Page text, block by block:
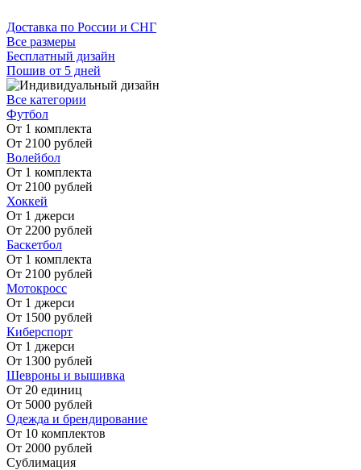
Доставка по России и СНГ
Все размеры
Бесплатный дизайн
Пошив от 5 дней
Все категории
Футбол
От 1 комплекта
От 2100 рублей
Волейбол
От 1 комплекта
От 2100 рублей
Хоккей
От 1 джерси
От 2200 рублей
Баскетбол
От 1 комплекта
От 2100 рублей
Мотокросс
От 1 джерси
От 1500 рублей
Киберспорт
От 1 джерси
От 1300 рублей
Шевроны и вышивка
От 20 единиц
От 5000 рублей
Одежда и брендирование
От 10 комплектов
От 2000 рублей
Сублимация